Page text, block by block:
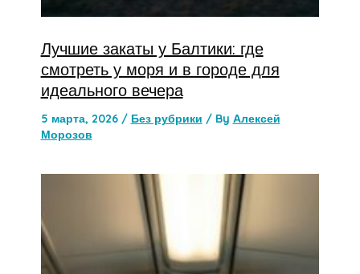
Лучшие закаты у Балтики: где
смотреть у моря и в городе для
идеального вечера
5 марта, 2026 / Без рубрики / By Алексей
Морозов